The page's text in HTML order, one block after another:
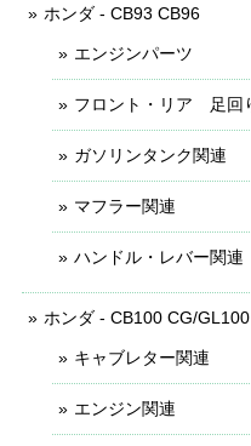
ホンダ - CB93 CB96
エンジンパーツ
フロント・リア 足回
ガソリンタンク関連
マフラー関連
ハンドル・レバー関連
ホンダ - CB100 CG/
キャブレター関連
エンジン関連